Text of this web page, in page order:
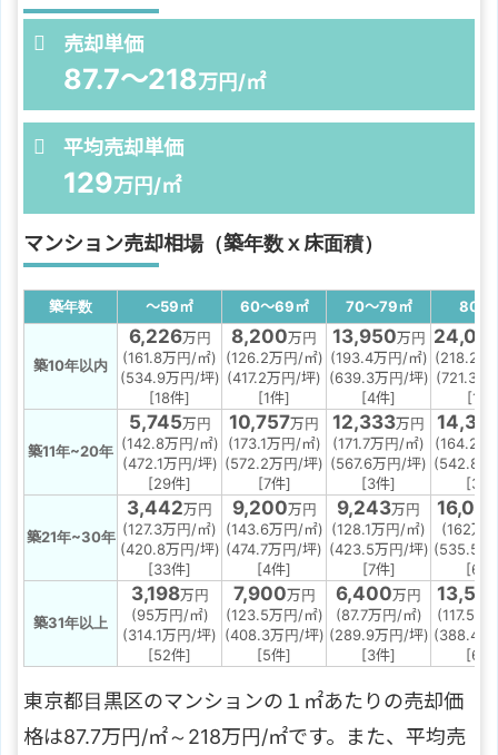
売却単価
87.7～218万円/㎡
平均売却単価
129万円/㎡
マンション売却相場（築年数ｘ床面積）
築年数 ～59㎡ 60～69㎡ 70～79㎡ 80
築10年以内
6,226万円
(161.8万円/㎡)
(534.9万円/坪)
[18件]
8,200万円
(126.2万円/㎡)
(417.2万円/坪)
[1件]
13,950万円
(193.4万円/㎡)
(639.3万円/坪)
[4件]
(218.2万
(721.3万
[1件]
築11年~20年
5,745万円
(142.8万円/㎡)
(472.1万円/坪)
[29件]
10,757万円
(173.1万円/㎡)
(572.2万円/坪)
[7件]
12,333万円
(171.7万円/㎡)
(567.6万円/坪)
[3件]
(164.2万
(542.8万
[3
築21年~30年
3,442万円
(127.3万円/㎡)
(420.8万円/坪)
[33件]
9,200万円
(143.6万円/㎡)
(474.7万円/坪)
[4件]
9,243万円
(128.1万円/㎡)
(423.5万円/坪)
[7件]
(162万
(535.5万
[6
築31年以上
3,198万円
(95万円/㎡)
(314.1万円/坪)
[52件]
7,900万円
(123.5万円/㎡)
(408.3万円/坪)
[5件]
6,400万円
(87.7万円/㎡)
(289.9万円/坪)
[3件]
(117.5万
(388.4万
[6
東京都目黒区のマンションの１㎡あたりの売却価
格は87.7万円/㎡～218万円/㎡です。また、平均売